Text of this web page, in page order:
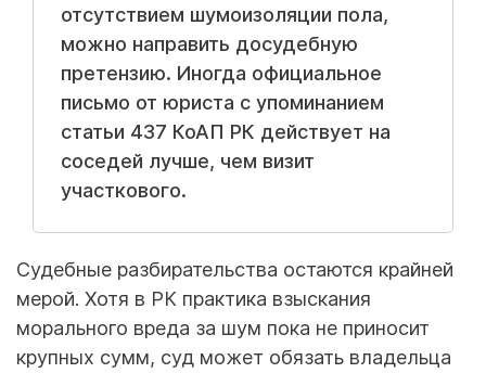
отсутствием шумоизоляции пола,
можно направить досудебную
претензию. Иногда официальное
письмо от юриста с упоминанием
статьи 437 КоАП РК действует на
соседей лучше, чем визит
участкового.
Судебные разбирательства остаются крайней
мерой. Хотя в РК практика взыскания
морального вреда за шум пока не приносит
крупных сумм, суд может обязать владельца